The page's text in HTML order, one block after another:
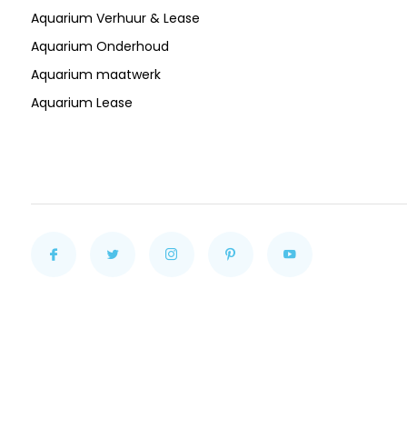
Aquarium Verhuur & Lease
Aquarium Onderhoud
Aquarium maatwerk
Aquarium Lease